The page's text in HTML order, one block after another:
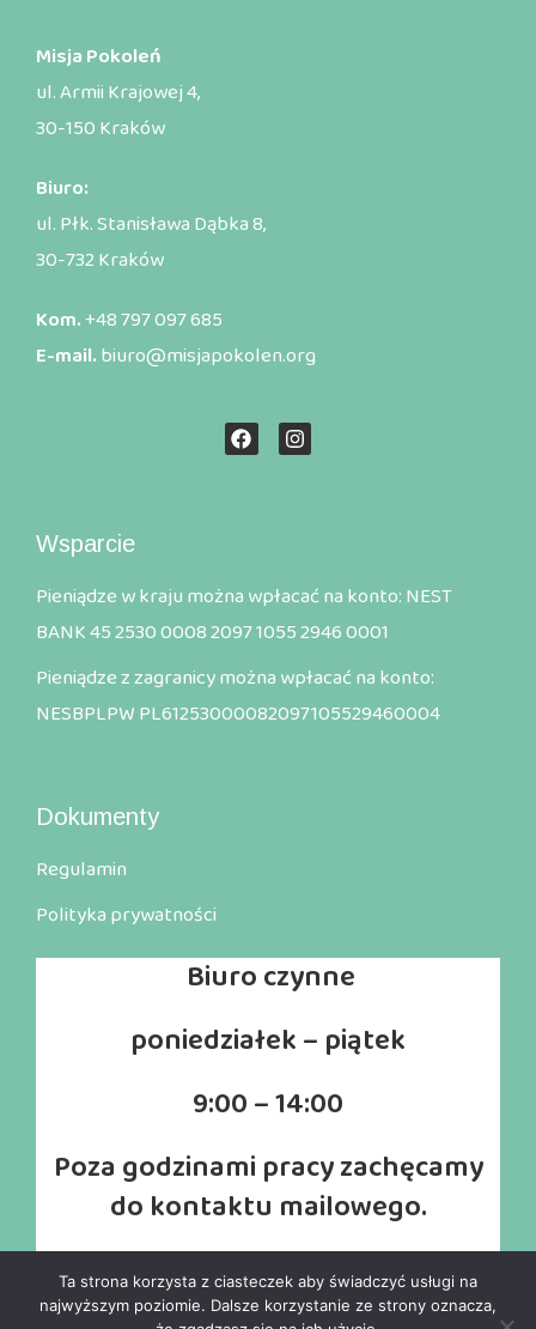
Misja Pokoleń
ul. Armii Krajowej 4,
30-150 Kraków
Biuro:
ul. Płk. Stanisława Dąbka 8,
30-732 Kraków
Kom.+48 797 097 685
E-mail.biuro@misjapokolen.org
Wsparcie
Pieniądze w kraju można wpłacać na konto: NEST
BANK 45 2530 0008 2097 1055 2946 0001
Pieniądze z zagranicy można wpłacać na konto:
NESBPLPW PL61253000082097105529460004
Dokumenty
Regulamin
Polityka prywatności
Biuroczynne
poniedziałek – piątek
9:00 – 14:00
Poza godzinami pracy zachęcamy
do kontaktu mailowego.
Ta strona korzysta z ciasteczek aby świadczyć usługi na
najwyższym poziomie. Dalsze korzystanie ze strony oznacza,